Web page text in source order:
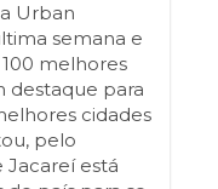
Urban
semana e
melhores
destaque para
cidades
pelo
Jacareí está